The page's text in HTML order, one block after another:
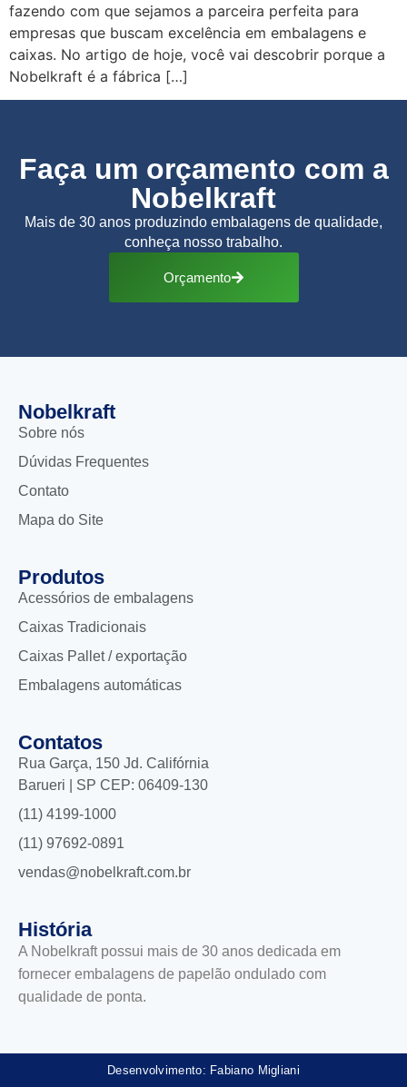
fazendo com que sejamos a parceira perfeita para
empresas que buscam excelência em embalagens e
caixas. No artigo de hoje, você vai descobrir porque a
Nobelkraft é a fábrica […]
Faça um orçamento com a
Nobelkraft
Mais de 30 anos produzindo embalagens de qualidade,
conheça nosso trabalho.
Orçamento
Nobelkraft
Sobre nós
Dúvidas Frequentes
Contato
Mapa do Site
Produtos
Acessórios de embalagens
Caixas Tradicionais
Caixas Pallet / exportação
Embalagens automáticas
Contatos
Rua Garça, 150 Jd. Califórnia
Barueri | SP CEP: 06409-130
(11) 4199-1000
(11) 97692-0891
vendas@nobelkraft.com.br
História
A Nobelkraft possui mais de 30 anos dedicada em
fornecer embalagens de papelão ondulado com
qualidade de ponta.
Desenvolvimento: Fabiano Migliani